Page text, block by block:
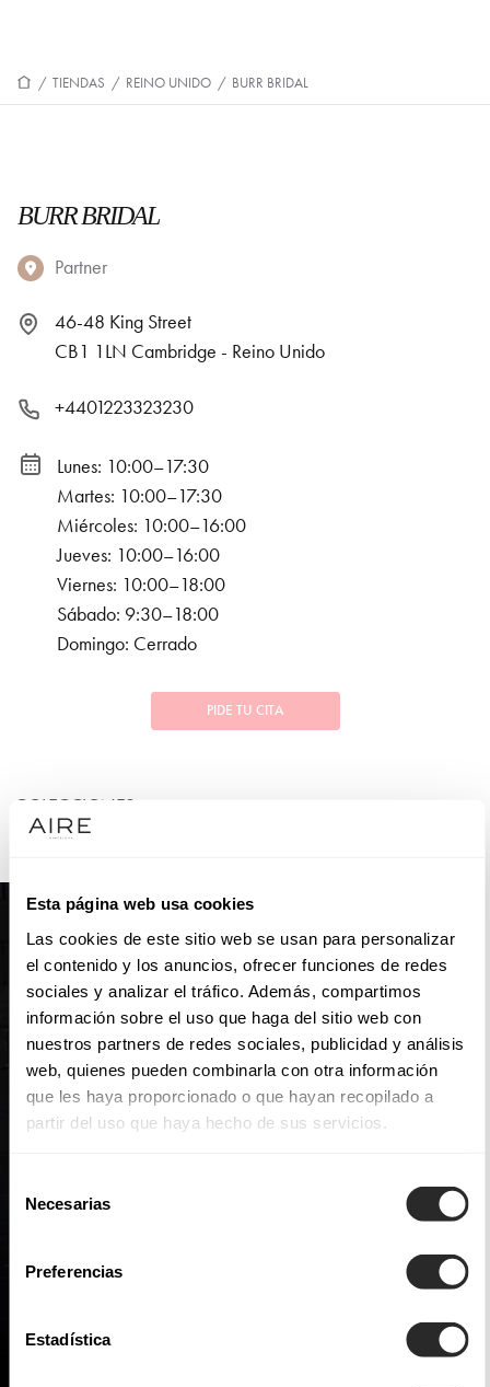
Esta página web usa cookies
Las cookies de este sitio web se usan para personalizar
el contenido y los anuncios, ofrecer funciones de redes
sociales y analizar el tráfico. Además, compartimos
información sobre el uso que haga del sitio web con
nuestros partners de redes sociales, publicidad y análisis
web, quienes pueden combinarla con otra información
que les haya proporcionado o que hayan recopilado a
partir del uso que haya hecho de sus servicios.
Necesarias
Preferencias
Estadística
/ TIENDAS / REINO UNIDO / BURR BRIDAL
BURR BRIDAL
Partner
46-48 King Street
CB1 1LN Cambridge - Reino Unido
+4401223323230
Lunes: 10:00–17:30
Martes: 10:00–17:30
Miércoles: 10:00–16:00
Jueves: 10:00–16:00
Viernes: 10:00–18:00
Sábado: 9:30–18:00
Domingo: Cerrado
PIDE TU CITA
COLECCIONES